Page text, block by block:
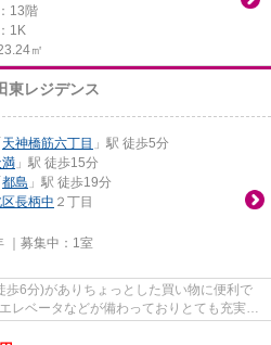
13階
1K
㎡
東レジデンス
天神橋筋六丁目 」駅 徒歩5分
満 」駅 徒歩15分
都島 」駅 徒歩19分
長柄中 ２丁目
｜募集中： 1室
6分)がありちょっとした買い物に便利で
レベータなどが備わっておりとても充実し